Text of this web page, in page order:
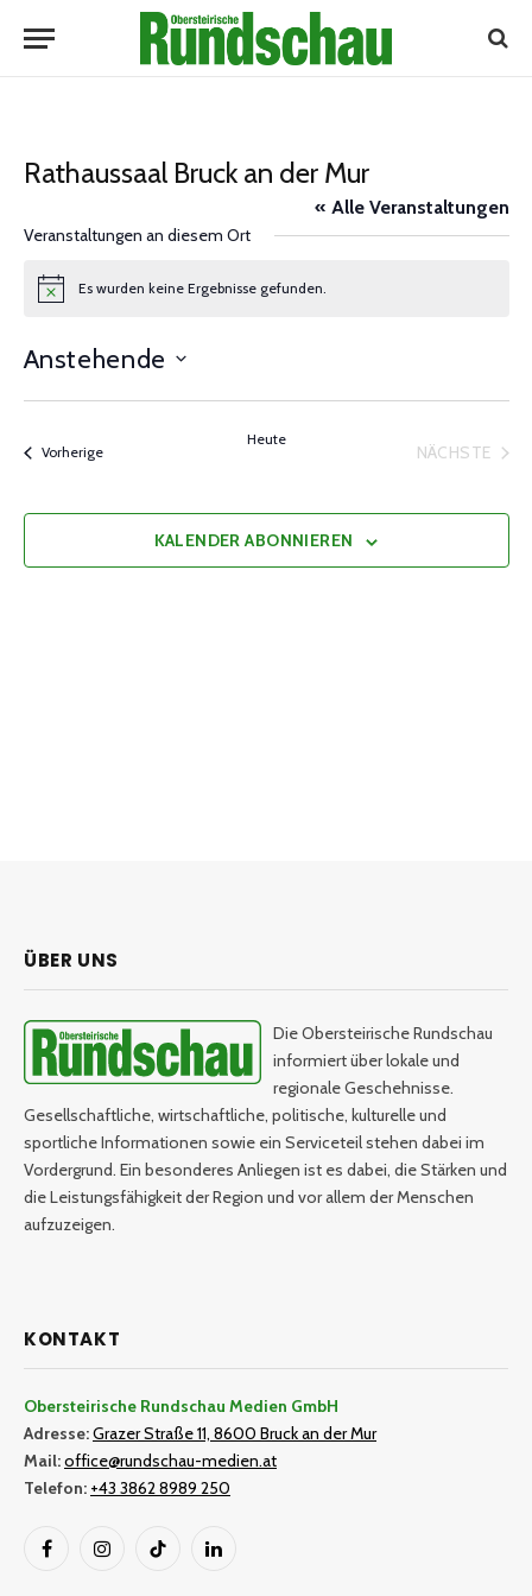
Rathaussaal Bruck an der Mur
« Alle Veranstaltungen
Veranstaltungen an diesem Ort
Notice Es wurden keine Ergebnisse gefunden.
Anstehende
VorherigeVeranstaltungen
Heute
NÄCHSTE
KALENDER ABONNIEREN
ÜBER UNS
Die Obersteirische Rundschau
informiert über lokale und
regionale Geschehnisse.
Gesellschaftliche, wirtschaftliche, politische, kulturelle und
sportliche Informationen sowie ein Serviceteil stehen dabei im
Vordergrund. Ein besonderes Anliegen ist es dabei, die Stärken und
die Leistungsfähigkeit der Region und vor allem der Menschen
aufzuzeigen.
KONTAKT
Obersteirische Rundschau Medien GmbH
Adresse:Grazer Straße 11, 8600 Bruck an der Mur
Mail:office@rundschau-medien.at
Telefon: +43 3862 8989 250
FacebookInstagramTikTok LinkedIn